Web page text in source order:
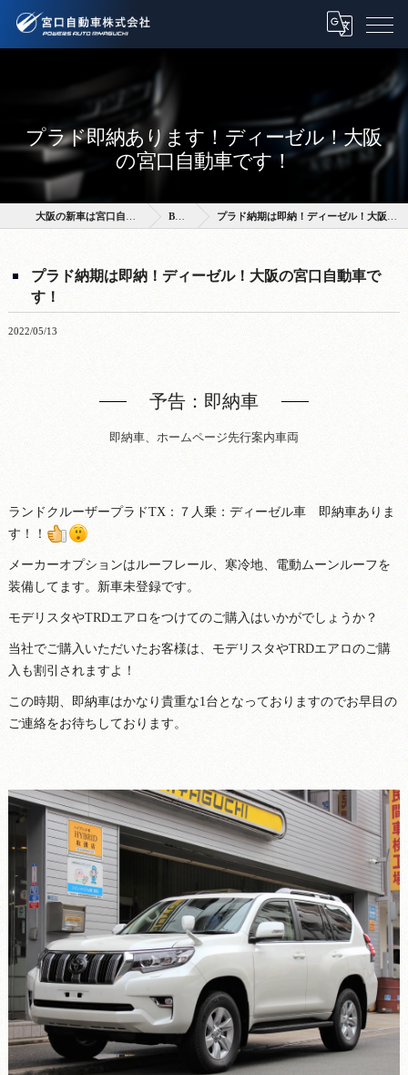
プラド即納あります！ディーゼル！大阪
の宮口自動車です！
BLOG プラド納期は即納！ディーゼル！大阪の宮口自動車です！
プラド納期は即納！ディーゼル！大阪の宮口自動車で
す！
2022/05/13
予告：即納車
即納車、ホームページ先行案内車両
ランドクルーザープラドTX：７人乗：ディーゼル車 即納車ありま
す！！
メーカーオプションはルーフレール、寒冷地、電動ムーンルーフを
装備してます。新車未登録です。
モデリスタやTRDエアロをつけてのご購入はいかがでしょうか？
当社でご購入いただいたお客様は、モデリスタやTRDエアロのご購
入も割引されますよ！
この時期、即納車はかなり貴重な1台となっておりますのでお早目の
ご連絡をお待ちしております。